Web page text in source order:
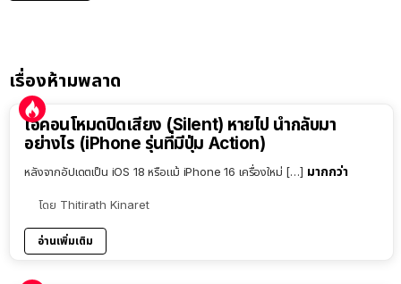
เรื่องห้ามพลาด
ไอคอนโหมดปิดเสียง (Silent) หายไป นำกลับมา
อย่างไร (iPhone รุ่นที่มีปุ่ม Action)
หลังจากอัปเดตเป็น iOS 18 หรือแม้ iPhone 16 เครื่องใหม่ […] มากกว่า
โดย Thitirath Kinaret
อ่านเพิ่มเติม